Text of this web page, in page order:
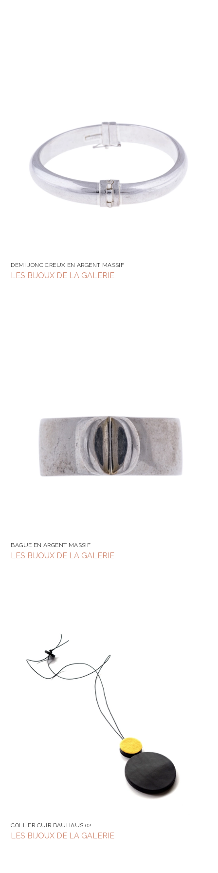
DEMI JONC CREUX EN ARGENT MASSIF
LES BIJOUX DE LA GALERIE
BAGUE EN ARGENT MASSIF
LES BIJOUX DE LA GALERIE
COLLIER CUIR BAUHAUS 02
LES BIJOUX DE LA GALERIE